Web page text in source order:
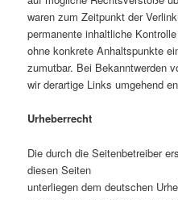
waren zum Zeitpunkt der
permanente inhaltliche
ohne konkrete Anhaltspunkte
zumutbar. Bei Bekanntwerden
wir derartige Links umgehend
Urheberrecht
Die durch die Seitenbetreiber
diesen Seiten
unterliegen dem deutschen